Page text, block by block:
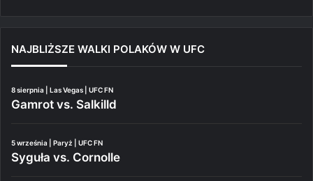
NAJBLIŻSZE WALKI POLAKÓW W UFC
8 sierpnia | Las Vegas | UFC FN
Gamrot vs. Salkilld
5 września | Paryż | UFC FN
Syguła vs. Cornolle